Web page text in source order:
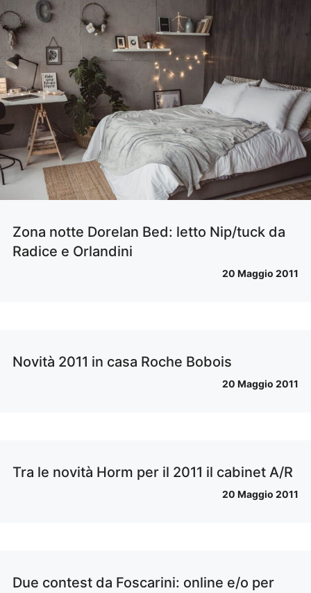
Zona notte Dorelan Bed: letto Nip/tuck da
Radice e Orlandini
20 Maggio 2011
Novità 2011 in casa Roche Bobois
20 Maggio 2011
Tra le novità Horm per il 2011 il cabinet A/R
20 Maggio 2011
Due contest da Foscarini: online e/o per